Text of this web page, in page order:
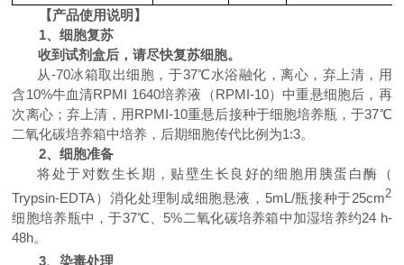
【产品使用说明】
1、细胞复苏
收到试剂盒后，请尽快复苏细胞。
从-70冰箱取出细胞，于37℃水浴融化，离心，弃上清，用
含10%牛血清RPMI 1640培养液（RPMI-10）中重悬细胞后，再
次离心；弃上清，用RPMI-10重悬后接种于细胞培养瓶，于37℃
二氧化碳培养箱中培养，后期细胞传代比例为1:3。
2、细胞准备
将处于对数生长期，贴壁生长良好的细胞用胰蛋白酶（
Trypsin-EDTA）消化处理制成细胞悬液， 5mL/瓶接种于25cm2
细胞培养瓶中，于37℃ 5%二氧化碳培养箱中加湿培养约24 h-
48h。
3、染毒处理